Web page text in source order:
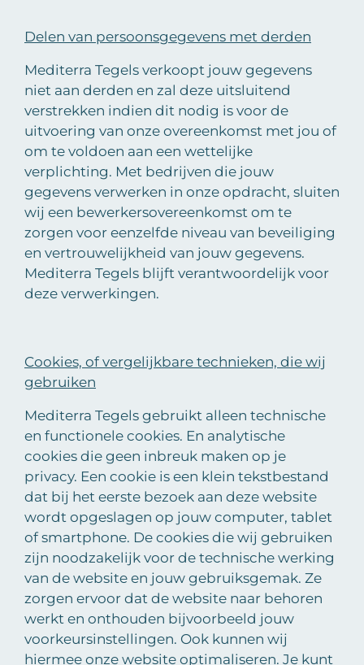
Delen van persoonsgegevens met derden
Mediterra Tegels verkoopt jouw gegevens
niet aan derden en zal deze uitsluitend
verstrekken indien dit nodig is voor de
uitvoering van onze overeenkomst met jou of
om te voldoen aan een wettelijke
verplichting. Met bedrijven die jouw
gegevens verwerken in onze opdracht, sluiten
wij een bewerkersovereenkomst om te
zorgen voor eenzelfde niveau van beveiliging
en vertrouwelijkheid van jouw gegevens.
Mediterra Tegels blijft verantwoordelijk voor
deze verwerkingen.
Cookies, of vergelijkbare technieken, die wij
gebruiken
Mediterra Tegels gebruikt alleen technische
en functionele cookies. En analytische
cookies die geen inbreuk maken op je
privacy. Een cookie is een klein tekstbestand
dat bij het eerste bezoek aan deze website
wordt opgeslagen op jouw computer, tablet
of smartphone. De cookies die wij gebruiken
zijn noodzakelijk voor de technische werking
van de website en jouw gebruiksgemak. Ze
zorgen ervoor dat de website naar behoren
werkt en onthouden bijvoorbeeld jouw
voorkeursinstellingen. Ook kunnen wij
hiermee onze website optimaliseren. Je kunt